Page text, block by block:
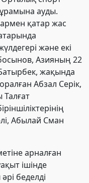
ауды.
қатар жас
және екі
, Азияның 22
жақында
Абзал Серік,
Абылай Сман
арналған
ішінде
беделді